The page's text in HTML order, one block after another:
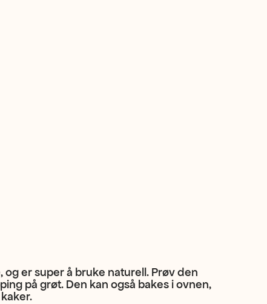
er super å bruke naturell. Prøv den
på grøt. Den kan også bakes i ovnen,